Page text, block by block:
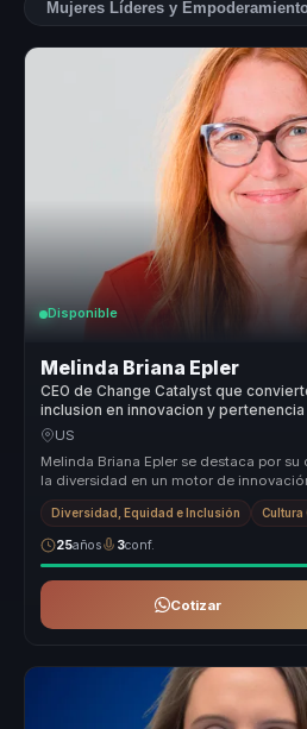
Mujeres Líderes y
Disponible
Melinda Briana Epler
CEO de Change Catalyst que
inclusion en innovacion y
equipos.
US
Melinda Briana Epler se destaca por
la diversidad en un motor de
organizaciones. S...
Diversidad, Equidad e Inclusión Cultura
25años 3conf.
Cotizar